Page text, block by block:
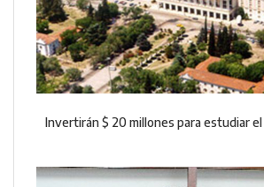
Invertirán $ 20 millones para estudiar